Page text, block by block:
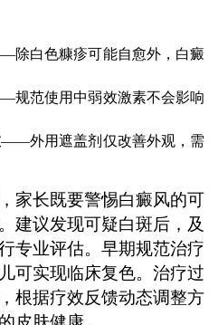
除白色糠疹可能自愈外，白癜
规范使用中弱效激素不会影响
——外用遮盖剂仅改善外观，需
家长既要警惕白癜风的可
建议发现可疑白斑后，及
专业评估。早期规范治疗
可实现临床复色。治疗过
根据疗效反馈动态调整方